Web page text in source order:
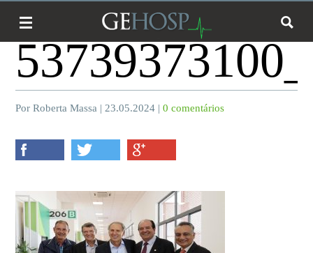
Por Roberta Massa | 23.05.2024 |0 comentários